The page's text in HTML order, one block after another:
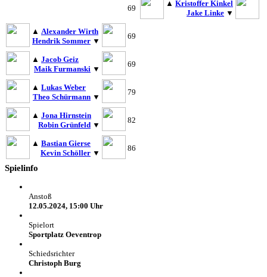
69
▲ Kristoffer Kinkel
Jake Linke ▼
▲ Alexander Wirth
Hendrik Sommer ▼
69
▲ Jacob Geiz
Maik Furmanski ▼
69
▲ Lukas Weber
Theo Schürmann ▼
79
▲ Jona Hirnstein
Robin Grünfeld ▼
82
▲ Bastian Gierse
Kevin Schöller ▼
86
Spielinfo
Anstoß
12.05.2024, 15:00 Uhr
Spielort
Sportplatz Oeventrop
Schiedsrichter
Christoph Burg